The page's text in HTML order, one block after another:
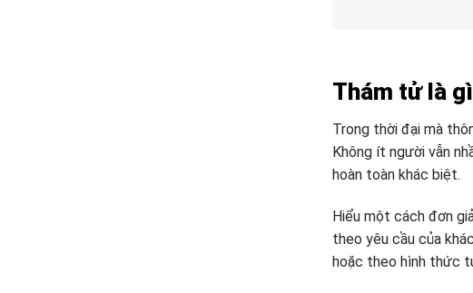
Thám tử là
Trong thời đại mà
Không ít người vẫn
hoàn toàn khác biệt.
Hiểu một cách đơn
theo yêu cầu của
hoặc theo hình thức